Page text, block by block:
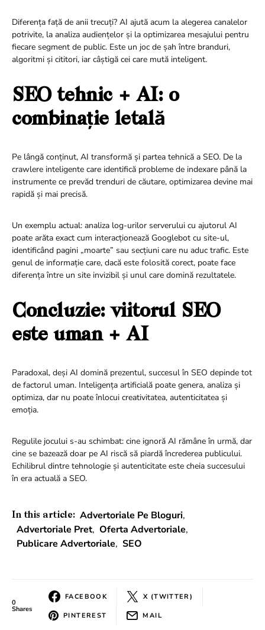
Diferența față de anii trecuți? AI ajută acum la alegerea canalelor
potrivite, la analiza audiențelor și la optimizarea mesajului pentru
fiecare segment de public. Este un joc de șah între branduri,
algoritmi și cititori, iar câștigă cei care mută inteligent.
SEO tehnic + AI: o
combinație letală
Pe lângă conținut, AI transformă și partea tehnică a SEO. De la
crawlere inteligente care identifică probleme de indexare până la
instrumente ce prevăd trenduri de căutare, optimizarea devine mai
rapidă și mai precisă.
Un exemplu actual: analiza log-urilor serverului cu ajutorul AI
poate arăta exact cum interacționează Googlebot cu site-ul,
identificând pagini „moarte” sau secțiuni care nu aduc trafic. Este
genul de informație care, dacă este folosită corect, poate face
diferența între un site invizibil și unul care domină rezultatele.
Concluzie: viitorul SEO
este uman + AI
Paradoxal, deși AI domină prezentul, succesul în SEO depinde tot
de factorul uman. Inteligența artificială poate genera, analiza și
optimiza, dar nu poate înlocui creativitatea, autenticitatea și
emoția.
Regulile jocului s-au schimbat: cine ignoră AI rămâne în urmă, dar
cine se bazează doar pe AI riscă să piardă încrederea publicului.
Echilibrul dintre tehnologie și autenticitate este cheia succesului
în era actuală a SEO.
In this article: Advertoriale Pe Bloguri,
Advertoriale Pret, Oferta Advertoriale,
Publicare Advertoriale, SEO
0
Shares
FACEBOOK X (TWITTER)
PINTEREST MAIL